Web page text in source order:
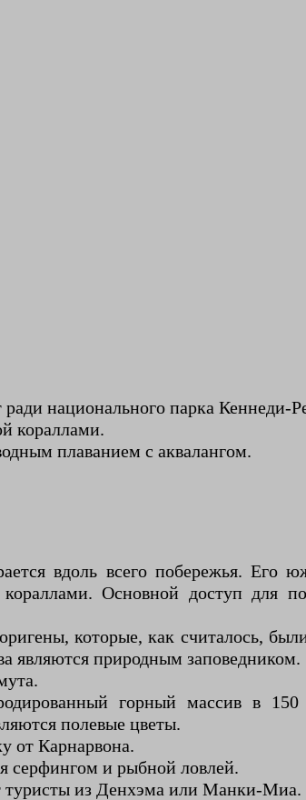
национального парка Кеннеди-
кораллами.
плаванием с аквалангом.
вдоль всего побережья. Его
Основной доступ для
которые, как считалось,
являются природным заповедником.
горный массив в
полевые цветы.
от Карнарвона.
серфингом и рыбной ловлей.
туристы из Денхэма или Манки-Миа.